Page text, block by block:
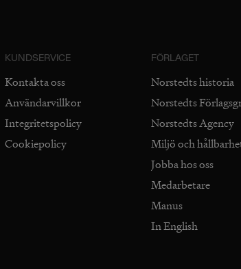
KUNDSERVICE
Kontakta oss
Användarvillkor
Integritetspolicy
Cookiepolicy
FÖRLAGET
Norstedts historia
Norstedts
Norstedts Agency
Miljö och
Jobba hos oss
Medarbetare
Manus
In English